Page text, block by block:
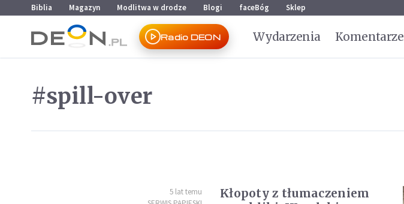
Przejdź do menu głównego
Przejdź do treści
Biblia Magazyn Modlitwa w drodze Blogi faceBóg Sklep
Radio DEON Wydarzenia Komentarze
#spill-over
5 lat temu
Kłopoty z tłumaczeniem